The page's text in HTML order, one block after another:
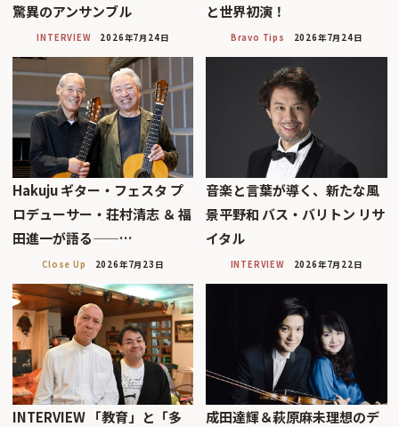
驚異のアンサンブル
INTERVIEW 2026年7月24日
と世界初演！
Bravo Tips 2026年7月24日
Hakuju ギター・フェスタ プ
ロデューサー・荘村清志 ＆ 福
田進一が語る——…
Close Up 2026年7月23日
音楽と言葉が導く、新たな風
景平野和 バス・バリトン リサ
イタル
INTERVIEW 2026年7月22日
INTERVIEW 「教育」と「多
成田達輝＆萩原麻未理想のデ